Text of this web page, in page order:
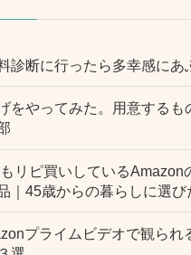
診断に行ったら多幸感にあ
をやってみた。用意するも
もリピ買いしているAmazon
｜45歳からの暮らしに選び
プライムビデオで観られ